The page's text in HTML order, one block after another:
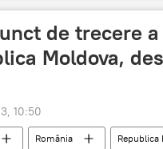
de trecere
Moldova,
10:50
România Republica